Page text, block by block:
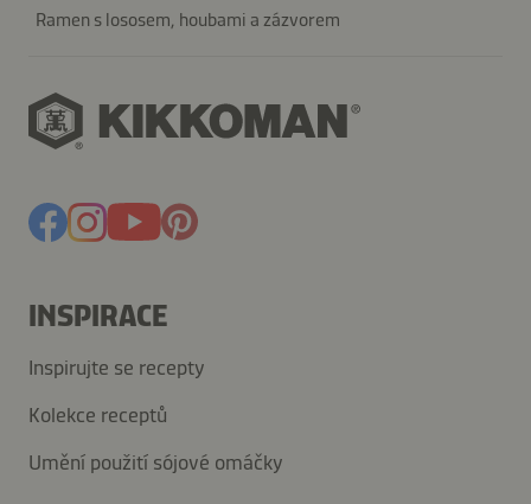
Ramen s lososem, houbami a zázvorem
INSPIRACE
Inspirujte se recepty
Kolekce receptů
Umění použití sójové omáčky